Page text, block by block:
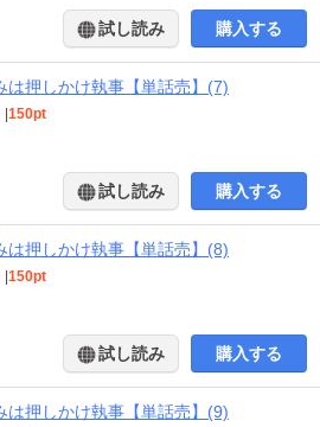
試し読み 購入する
は押しかけ執事【単話売】(7)
|150pt
試し読み 購入する
は押しかけ執事【単話売】(8)
|150pt
試し読み 購入する
は押しかけ執事【単話売】(9)